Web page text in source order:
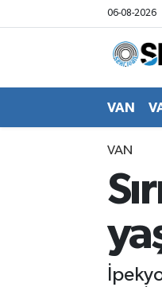
06-08-2026
VAN
VAN
Van Nöbetçi
Van Hava Durumu
Van Trafik
Süper Lig Puan
Tüm Manşetler